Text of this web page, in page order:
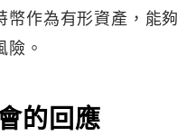
幣作為有形資產，能
。
的回應